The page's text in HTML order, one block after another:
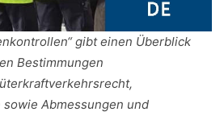
gibt einen Überblick
Bestimmungen
Abmessungen und